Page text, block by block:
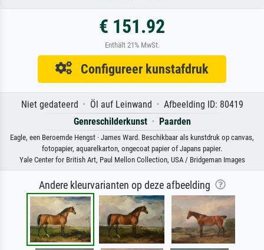
€ 151.92
Enthält 21% MwSt.
Configureer kunstafdruk
Niet gedateerd · Öl auf Leinwand · Afbeelding ID: 80419
Genreschilderkunst· Paarden
Eagle, een Beroemde Hengst · James Ward. Beschikbaar als kunstdruk op canvas,
fotopapier, aquarelkarton, ongecoat papier of Japans papier.
Yale Center for British Art, Paul Mellon Collection, USA / Bridgeman Images
Andere kleurvarianten op deze afbeelding